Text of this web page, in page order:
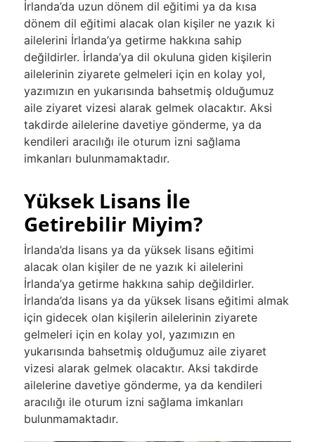
İrlanda’da uzun dönem dil eğitimi ya da kısa
dönem dil eğitimi alacak olan kişiler ne yazık ki
ailelerini İrlanda’ya getirme hakkına sahip
değildirler. İrlanda’ya dil okuluna giden kişilerin
ailelerinin ziyarete gelmeleri için en kolay yol,
yazımızın en yukarısında bahsetmiş olduğumuz
aile ziyaret vizesi alarak gelmek olacaktır. Aksi
takdirde ailelerine davetiye gönderme, ya da
kendileri aracılığı ile oturum izni sağlama
imkanları bulunmamaktadır.
Yüksek Lisans İle
Getirebilir Miyim?
İrlanda’da lisans ya da yüksek lisans eğitimi
alacak olan kişiler de ne yazık ki ailelerini
İrlanda’ya getirme hakkına sahip değildirler.
İrlanda’da lisans ya da yüksek lisans eğitimi almak
için gidecek olan kişilerin ailelerinin ziyarete
gelmeleri için en kolay yol, yazımızın en
yukarısında bahsetmiş olduğumuz aile ziyaret
vizesi alarak gelmek olacaktır. Aksi takdirde
ailelerine davetiye gönderme, ya da kendileri
aracılığı ile oturum izni sağlama imkanları
bulunmamaktadır.